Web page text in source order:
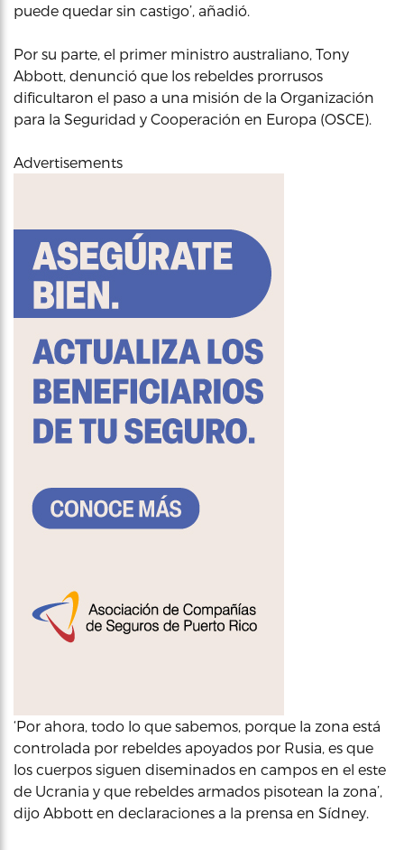
puede quedar sin castigo’, añadió.
Por su parte, el primer ministro australiano, Tony
Abbott, denunció que los rebeldes prorrusos
dificultaron el paso a una misión de la Organización
para la Seguridad y Cooperación en Europa (OSCE).
Advertisements
‘Por ahora, todo lo que sabemos, porque la zona está
controlada por rebeldes apoyados por Rusia, es que
los cuerpos siguen diseminados en campos en el este
de Ucrania y que rebeldes armados pisotean la zona’,
dijo Abbott en declaraciones a la prensa en Sídney.